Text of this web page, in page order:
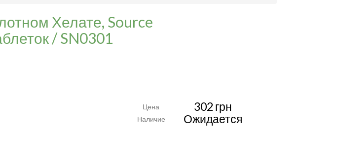
Хелате, Source
/ SN0301
Цена 302 грн
Наличие Ожидается